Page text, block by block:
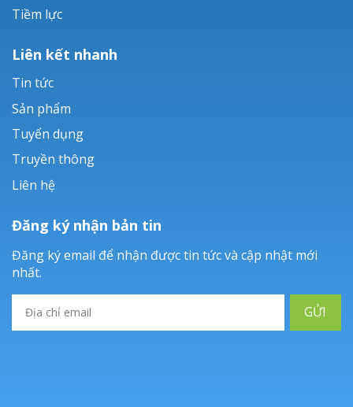
Tiềm lực
Liên kết nhanh
Tin tức
Sản phẩm
Tuyển dụng
Truyền thông
Liên hệ
Đăng ký nhận bản tin
Đăng ký email để nhận được tin tức và cập nhật mới
nhất.
GỬI